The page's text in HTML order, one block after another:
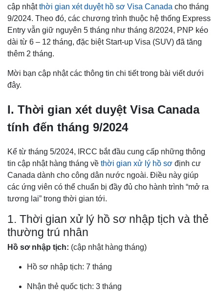
cập nhậtthời gian xét duyệt hồ sơ Visa Canada cho tháng
9/2024. Theo đó, các chương trình thuộc hệ thống Express
Entry vẫn giữ nguyên 5 tháng như tháng 8/2024, PNP kéo
dài từ 6 – 12 tháng, đặc biệt Start-up Visa (SUV) đã tăng
thêm 2 tháng.
Mời bạn cập nhật các thông tin chi tiết trong bài viết dưới
đây.
I. Thời gian xét duyệt Visa Canada
tính đến tháng 9/2024
Kể từ tháng 5/2024, IRCC bắt đầu cung cấp những thông
tin cập nhật hàng tháng về thời gian xử lý hồ sơ định cư
Canada dành cho công dân nước ngoài. Điều này giúp
các ứng viên có thể chuẩn bị đầy đủ cho hành trình “mở ra
tương lai” trong thời gian tới.
1. Thời gian xử lý hồ sơ nhập tịch và thẻ
thường trú nhân
Hồ sơ nhập tịch: (cập nhật hàng tháng)
Hồ sơ nhập tịch: 7 tháng
Nhận thẻ quốc tịch: 3 tháng